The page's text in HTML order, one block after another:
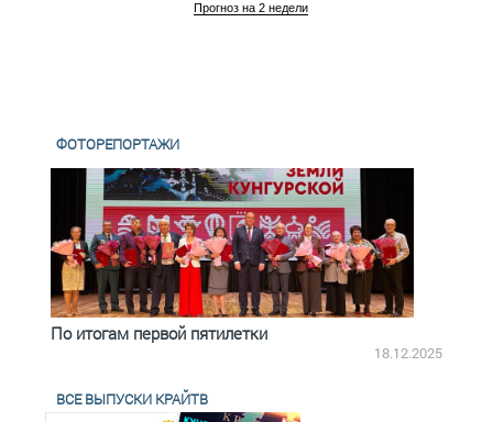
Прогноз на 2 недели
ФОТОРЕПОРТАЖИ
По итогам первой пятилетки
18.12.2025
ВСЕ ВЫПУСКИ КРАЙТВ